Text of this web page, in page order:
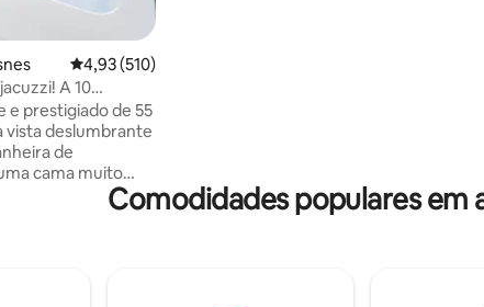
4,93 de uma avaliação média de 5, 510 avaliações
4,93 (510)
A 10
PARIS!
e prestigiado de 55
vista deslumbrante
de
cama muito
chuveiro italiano.Comodidades populares em